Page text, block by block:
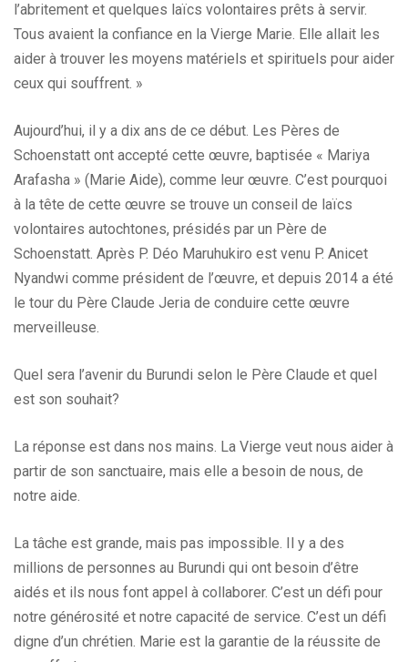
l’abritement et quelques laïcs volontaires prêts à servir.
Tous avaient la confiance en la Vierge Marie. Elle allait les
aider à trouver les moyens matériels et spirituels pour aider
ceux qui souffrent. »
Aujourd’hui, il y a dix ans de ce début. Les Pères de
Schoenstatt ont accepté cette œuvre, baptisée « Mariya
Arafasha » (Marie Aide), comme leur œuvre. C’est pourquoi
à la tête de cette œuvre se trouve un conseil de laïcs
volontaires autochtones, présidés par un Père de
Schoenstatt. Après P. Déo Maruhukiro est venu P. Anicet
Nyandwi comme président de l’œuvre, et depuis 2014 a été
le tour du Père Claude Jeria de conduire cette œuvre
merveilleuse.
Quel sera l’avenir du Burundi selon le Père Claude et quel
est son souhait?
La réponse est dans nos mains. La Vierge veut nous aider à
partir de son sanctuaire, mais elle a besoin de nous, de
notre aide.
La tâche est grande, mais pas impossible. Il y a des
millions de personnes au Burundi qui ont besoin d’être
aidés et ils nous font appel à collaborer. C’est un défi pour
notre générosité et notre capacité de service. C’est un défi
digne d’un chrétien. Marie est la garantie de la réussite de